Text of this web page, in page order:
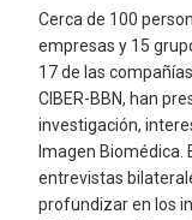
Cerca de 100
empresas y 15
17 de las
CIBER-BBN, han
investigación,
Imagen Biomédica.
entrevistas
profundizar en los